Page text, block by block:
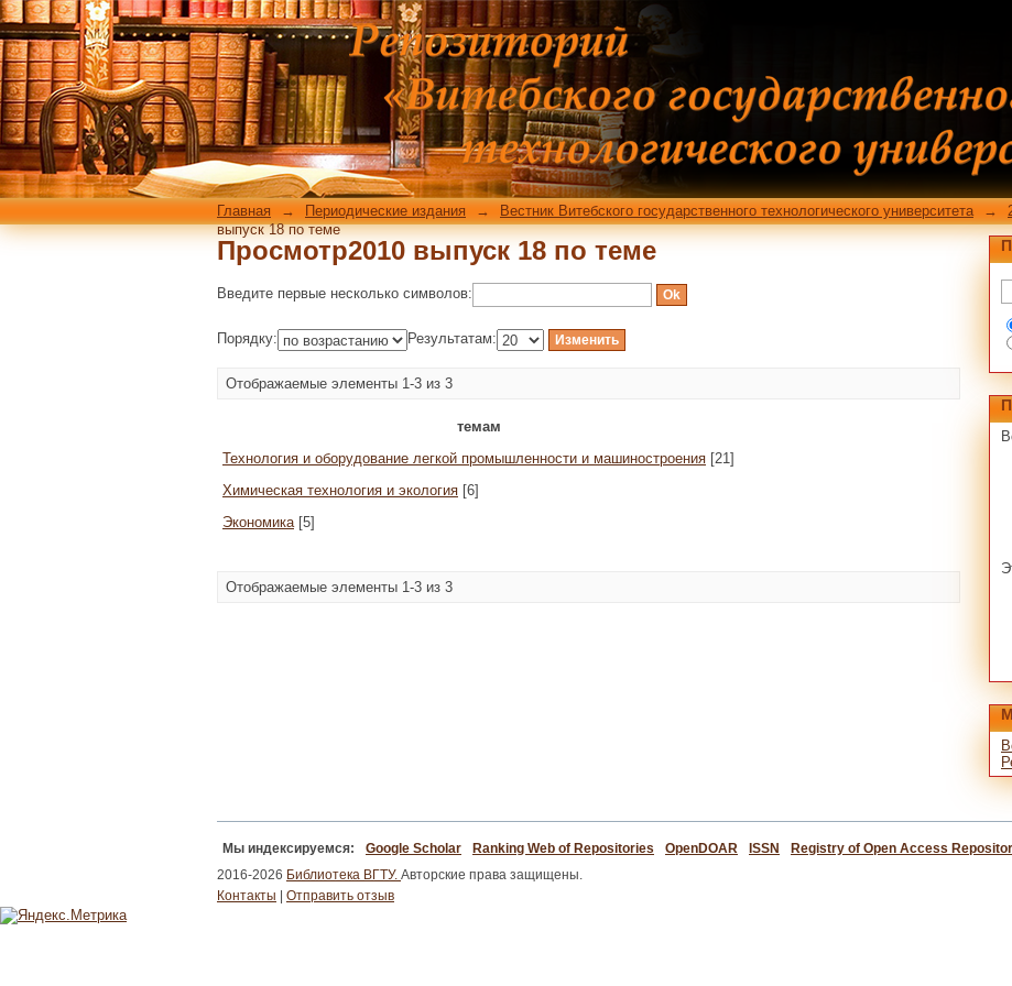
Просмотр2010 выпуск 18 по теме
Главная → Периодические издания → Вестник Витебского государственного технологического университета →
выпуск 18 по теме
Просмотр2010 выпуск 18 по теме
Введите первые несколько символов:
Порядку: Результатам:
Отображаемые элементы 1-3 из 3
темам
Технология и оборудование легкой промышленности и машиностроения [21]
Химическая технология и экология [6]
Экономика[5]
Отображаемые элементы 1-3 из 3
Мы индексируемся: Google Scholar Ranking Web of Repositories OpenDOAR ISSN
Registry of Open Access
2016-2026 Библиотека ВГТУ. Авторские права защищены.
Контакты
Отправить отзыв